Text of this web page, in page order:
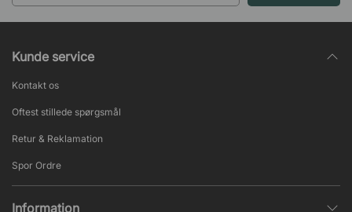
Kunde service
Kontakt os
Oftest stillede spørgsmål
Retur & Reklamation
Spor Ordre
Information